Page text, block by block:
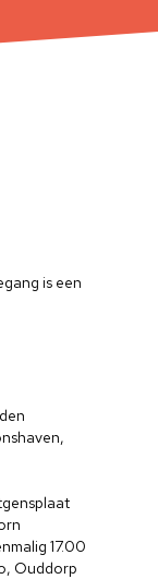
is een
17.00
Ouddorp